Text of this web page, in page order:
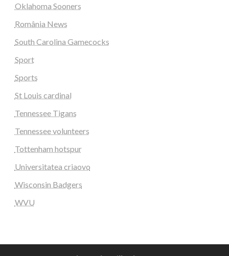
Oklahoma Sooners
România News
South Carolina Gamecocks
Sport
Sports
St Louis cardinal
Tennessee Tigans
Tennessee volunteers
Tottenham hotspur
Universitatea criaovo
Wisconsin Badgers
WVU